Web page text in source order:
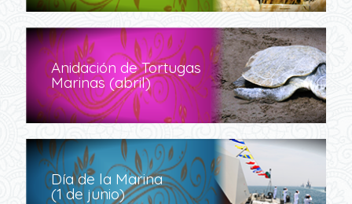
Anidación de Tortugas
Marinas (abril)
Día de la Marina
(1 de junio)